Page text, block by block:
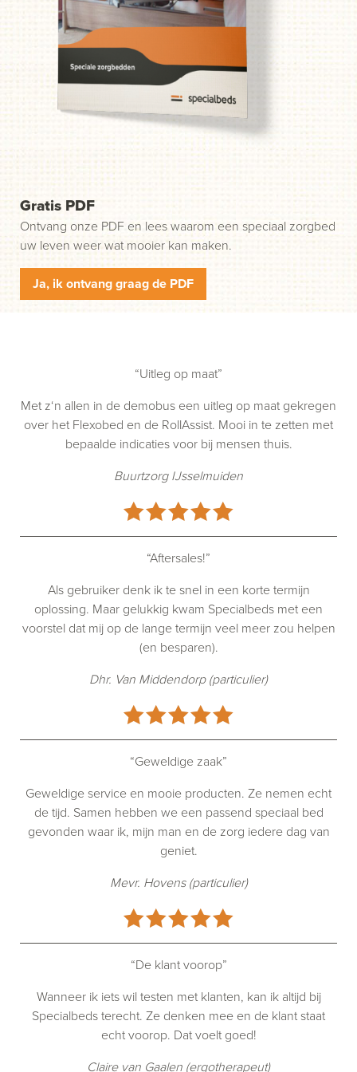
probleem. Wij helpen u in drie gemakkelijke stappen op
weg. Stap 1: klik op de groene knop "Start uw aanvraag"
en wij nemen contact met u op.
Gratis PDF
Ontvang onze PDF en lees waarom een speciaal zorgbed
uw leven weer wat mooier kan maken.
Ja, ik ontvang graag de PDF
“Uitleg op maat”
Met z‘n allen in de demobus een uitleg op maat gekregen
over het Flexobed en de RollAssist. Mooi in te zetten met
bepaalde indicaties voor bij mensen thuis.
Buurtzorg IJsselmuiden
“Aftersales!”
Als gebruiker denk ik te snel in een korte termijn
oplossing. Maar gelukkig kwam Specialbeds met een
voorstel dat mij op de lange termijn veel meer zou helpen
(en besparen).
Dhr. Van Middendorp (particulier)
“Geweldige zaak”
Geweldige service en mooie producten. Ze nemen echt
de tijd. Samen hebben we een passend speciaal bed
gevonden waar ik, mijn man en de zorg iedere dag van
geniet.
Mevr. Hovens (particulier)
“De klant voorop”
Wanneer ik iets wil testen met klanten, kan ik altijd bij
Specialbeds terecht. Ze denken mee en de klant staat
echt voorop. Dat voelt goed!
Claire van Gaalen (ergotherapeut)